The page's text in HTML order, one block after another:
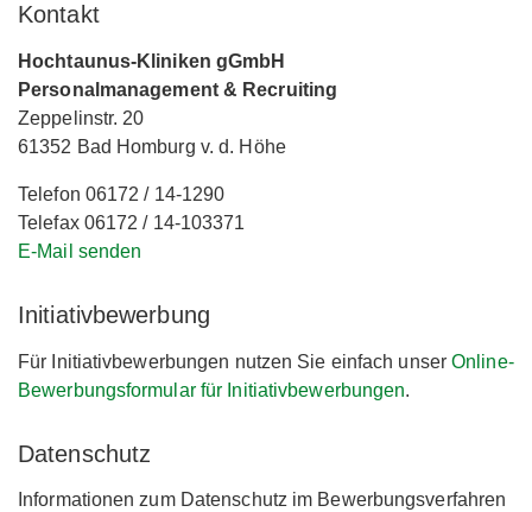
Kontakt
Hochtaunus-Kliniken gGmbH
Personalmanagement & Recruiting
Zeppelinstr. 20
61352 Bad Homburg v. d. Höhe
Telefon 06172 / 14-1290
Telefax 06172 / 14-103371
E-Mail senden
Initiativbewerbung
Für Initiativbewerbungen nutzen Sie einfach unserOnline-
Bewerbungsformular für Initiativbewerbungen.
Datenschutz
Informationen zum Datenschutz im Bewerbungsverfahren